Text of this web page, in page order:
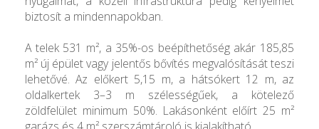
biztosít a mindennapokban.
A telek 531 m², a 35%-os beépíthetőség akár 185,85
m² új épület vagy jelentős bővítés megvalósítását teszi
lehetővé. Az előkert 5,15 m, a hátsókert 12 m, az
oldalkertek 3–3 m szélességűek, a kötelező
zöldfelület minimum 50%. Lakásonként előírt 25 m²
garázs és 4 m² szerszámtároló is kialakítható.